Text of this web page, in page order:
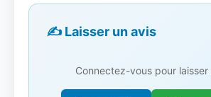
✍️ Laisser un avis
Connectez-vous pour laisser